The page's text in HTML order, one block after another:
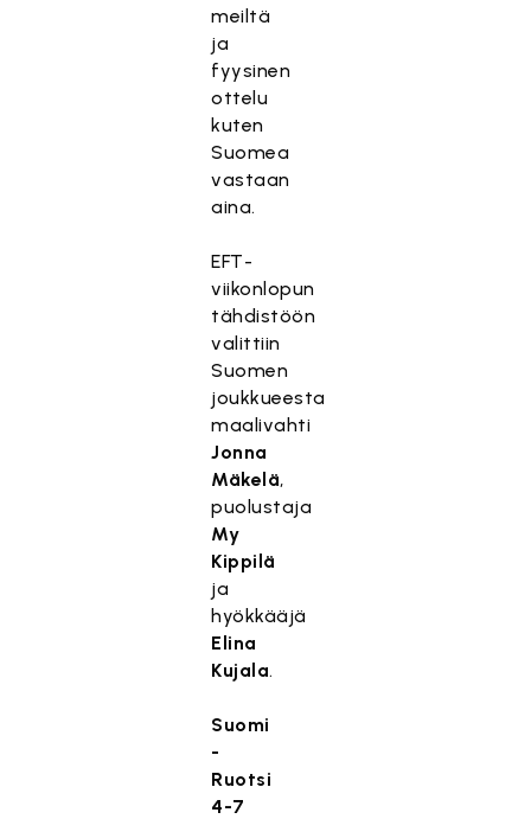
meiltä
ja
fyysinen
ottelu
kuten
Suomea
vastaan
aina.
EFT-
viikonlopun
tähdistöön
valittiin
Suomen
joukkueesta
maalivahti
Jonna
Mäkelä,
puolustaja
My
Kippilä
ja
hyökkääjä
Elina
Kujala.
Suomi
-
Ruotsi
4-7